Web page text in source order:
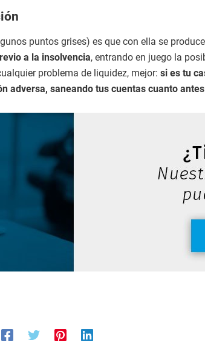
puntos grises) es que con ella se
a la insolvencia, entrando en juego la
problema de liquidez, mejor: si es tu
adversa, saneando tus cuentas cuanto